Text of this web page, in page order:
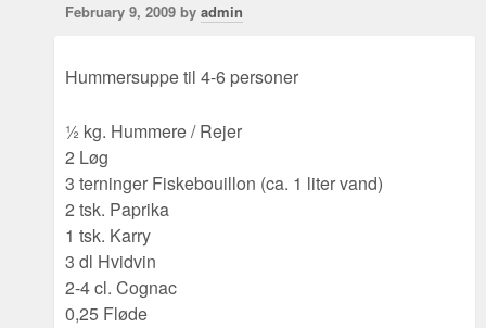
February 9, 2009 by admin
Hummersuppe til 4-6 personer
½ kg. Hummere / Rejer
2 Løg
3 terninger Fiskebouillon (ca. 1 liter vand)
2 tsk. Paprika
1 tsk. Karry
3 dl Hvidvin
2-4 cl. Cognac
0,25 Fløde